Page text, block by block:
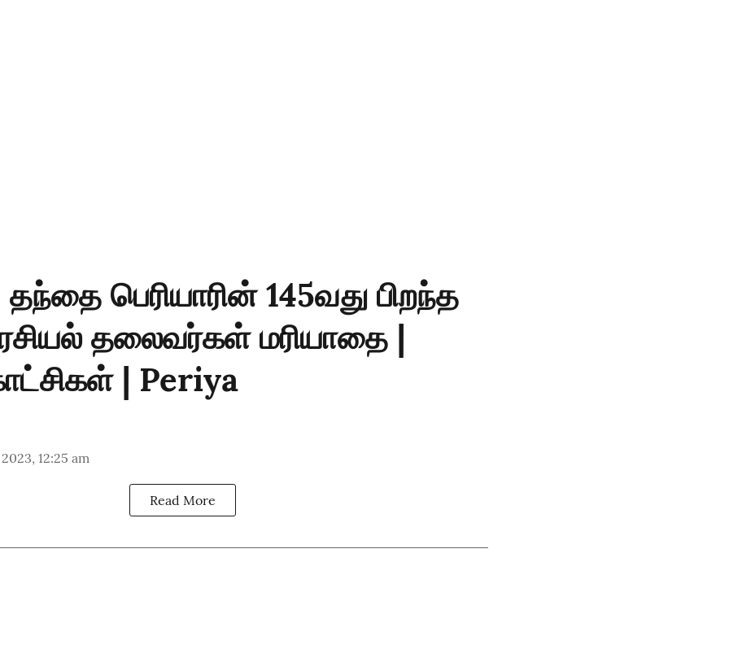
பெரியாரின் 145வது பிறந்த
தலைவர்கள் மரியாதை |
| Periya
2023, 12:25 am
Read More